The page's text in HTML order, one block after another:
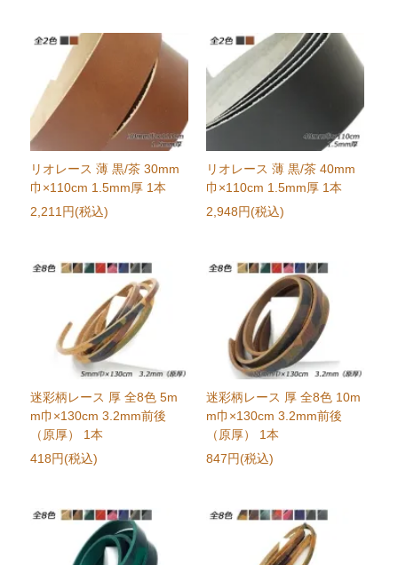
リオレース 薄 黒/茶 30mm
巾×110cm 1.5mm厚 1本
2,211円(税込)
リオレース 薄 黒/茶 40mm
巾×110cm 1.5mm厚 1本
2,948円(税込)
迷彩柄レース 厚 全8色 5m
m巾×130cm 3.2mm前後
（原厚） 1本
418円(税込)
迷彩柄レース 厚 全8色 10m
m巾×130cm 3.2mm前後
（原厚） 1本
847円(税込)